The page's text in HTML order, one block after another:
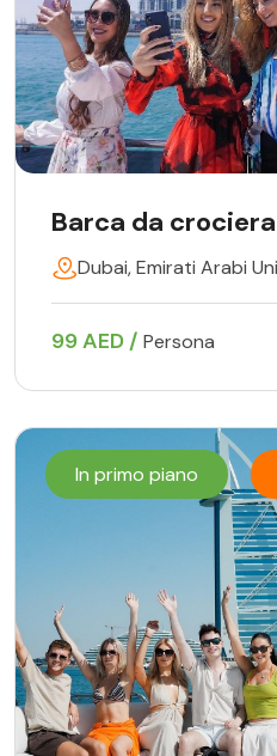
Barca da
Dubai, Emirati Arabi
99 AED / Persona
In primo piano